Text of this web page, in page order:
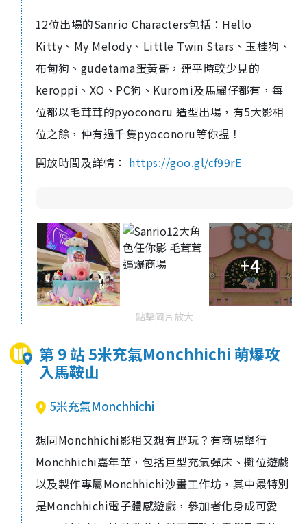
12位出場的Sanrio Characters包括：Hello
Kitty、My Melody、Little Twin Stars、玉桂狗、
布甸狗、gudetama蛋黃哥，連平時較少見的
keroppi、XO、PC狗、Kuromi及馬騮仔都有，每
位都以毛茸茸的pyoconoru 造型出場，有5大影相
位之餘，仲有過千隻pyoconoru等你揾！
開放時間及詳情： https://goo.gl/cf99rE
+4
點擊圖片放大
第 9 站 5米充氣Monchhichi 萌爆攻
入馬鞍山
5米充氣Monchhichi
想同Monchhichi影相又想有野玩？有商場舉行
Monchhichi嘉年華，包括巨型充氣彈床、攤位遊戲
以及製作專屬Monchhichi沙畫工作坊，其中最特別
是Monchhichi電子體感遊戲，參加者化身成可愛